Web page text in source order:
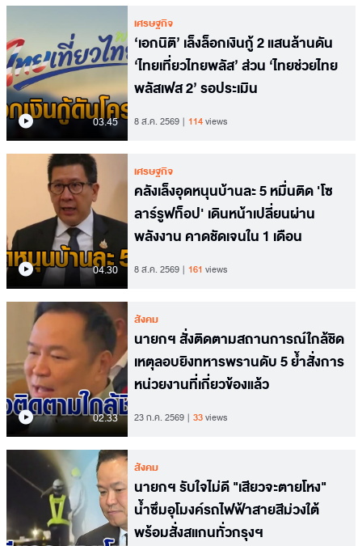
03.45
เศรษฐกิจ
‘เอกนิติ’ เล็งล็อกเงินกู้ 2 แสนล้านดัน
‘ไทยเที่ยวไทยพลัส’ ส่วน ‘ไทยช่วยไทย
พลัสเฟส 2’ รอประเมิน
8 ส.ค. 2569 114views
04.30
เศรษฐกิจ
คลังเล็งอุดหนุนบ้านละ 5 หมื่นติด 'โซ
ลาร์รูฟท็อป' เดินหน้าเปลี่ยนผ่าน
พลังงาน คาดชัดเจนใน 1 เดือน
8 ส.ค. 2569 161 views
02.33
สังคม
นายกฯ สั่งติดตามสถานการณ์ใกล้ชิด
เหตุลอบยิงทหารพรานดับ 5 ย้ำสั่งการ
หน่วยงานที่เกี่ยวข้องแล้ว
23 ก.ค. 2569 33views
สังคม
นายกฯ รับใจไม่ดี "เสียวจะตายโหง"
น้ำซึมอุโมงค์รถไฟฟ้าสายสีม่วงใต้
พร้อมสั่งสแกนทั่วกรุงฯ